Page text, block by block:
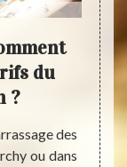
du
?
des
ou dans